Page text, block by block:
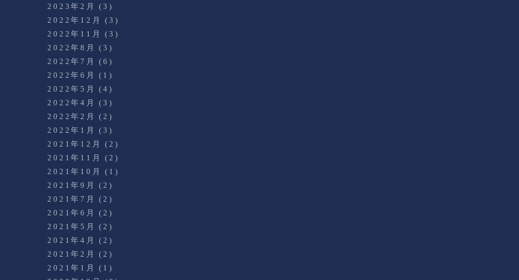
2023年2月
(3)
2022年12月
(3)
2022年11月
(3)
2022年8月
(3)
2022年7月
(6)
2022年6月
(1)
2022年5月
(4)
2022年4月
(3)
2022年2月
(2)
2022年1月
(3)
2021年12月
(2)
2021年11月
(2)
2021年10月
(1)
2021年9月
(2)
2021年7月
(2)
2021年6月
(2)
2021年5月
(2)
2021年4月
(2)
2021年2月
(2)
2021年1月
(1)